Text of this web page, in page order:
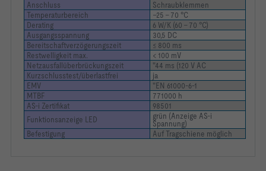
Anschluss
Schraubklemmen
Temperaturbereich
–25 – 70 °C
Derating
6 W/K (60 – 70 °C)
Ausgangsspannung
30,5 DC
Bereitschaftverzögerungszeit
≤ 800 ms
Restwelligkeit max.
< 100 mV
Netzausfallüberbrückungszeit
"44 ms (120 V AC
Kurzschlusstest/überlastfrei
ja
EMV
"EN 61000-6-1
MTBF
771000 h
AS-i Zertifikat
98501
Funktionsanzeige LED
grün (Anzeige AS-i
Spannung)
Befestigung
Auf Tragschiene möglich